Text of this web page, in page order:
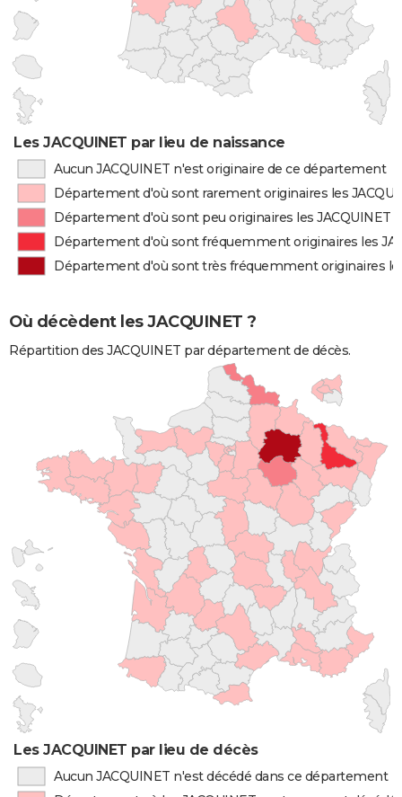
Les JACQUINET par lieu de naissance
Aucun JACQUINET n'est originaire de ce département
Département d'où sont rarement originaires les
Département d'où sont peu originaires les JACQUINET
Département d'où sont fréquemment originaires les
Département d'où sont très fréquemment originaires
Où décèdent les JACQUINET ?
Répartition des JACQUINET par département de décès.
Les JACQUINET par lieu de décès
Aucun JACQUINET n'est décédé dans ce département